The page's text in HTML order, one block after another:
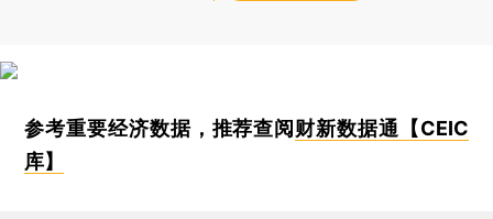
参考重要经济数据，推荐查阅 财新数据通【CEIC
库】